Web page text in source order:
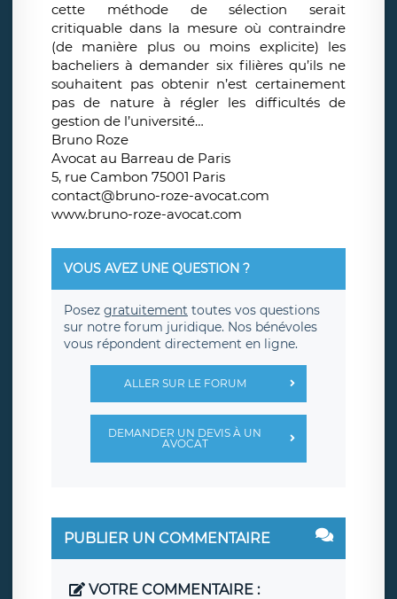
cette méthode de sélection serait
critiquable dans la mesure où contraindre
(de manière plus ou moins explicite) les
bacheliers à demander six filières qu’ils ne
souhaitent pas obtenir n’est certainement
pas de nature à régler les difficultés de
gestion de l’université…
Bruno Roze
Avocat au Barreau de Paris
5, rue Cambon 75001 Paris
contact@bruno-roze-avocat.com
www.bruno-roze-avocat.com
VOUS AVEZ UNE QUESTION ?
Posez gratuitement toutes vos questions
sur notre forum juridique. Nos bénévoles
vous répondent directement en ligne.
ALLER SUR LE FORUM
DEMANDER UN DEVIS À UN
AVOCAT
PUBLIER UN COMMENTAIRE
VOTRE COMMENTAIRE :